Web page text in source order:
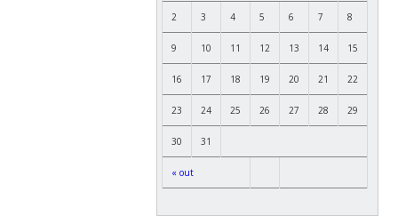
« out
2 3 4 5 6 7 8
9 10 11 12 13 14 15
16 17 18 19 20 21 22
23 24 25 26 27 28 29
30 31